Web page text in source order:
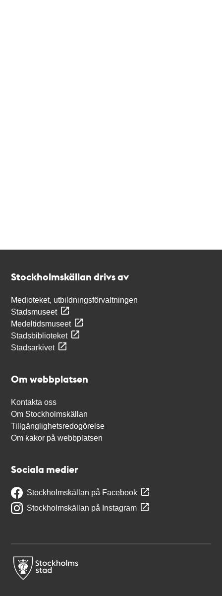
Stockholmskällan drivs av
Medioteket, utbildningsförvaltningen
Stadsmuseet
Medeltidsmuseet
Stadsbiblioteket
Stadsarkivet
Om webbplatsen
Kontakta oss
Om Stockholmskällan
Tillgänglighetsredogörelse
Om kakor på webbplatsen
Sociala medier
Stockholmskällan på Facebook
Stockholmskällan på Instagram